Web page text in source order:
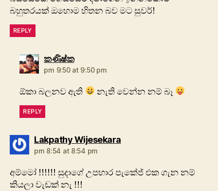
බහුතරයක් ඔහොම හිතන බව මට සුවර්!
REPLY
කණිෂ්කsays:
pm 9:50 at 9:50 pm
ඕකා බලනව ඇති නැති වෙන්න නම් බෑ
REPLY
Lakpathy Wijesekarasays:
pm 8:54 at 8:54 pm
අ‍ම්මෝ !!!!!! සුදාගේ උපහාර පැකේජ් එක ගැන නම්
කියලා වැඩක් නැ !!!